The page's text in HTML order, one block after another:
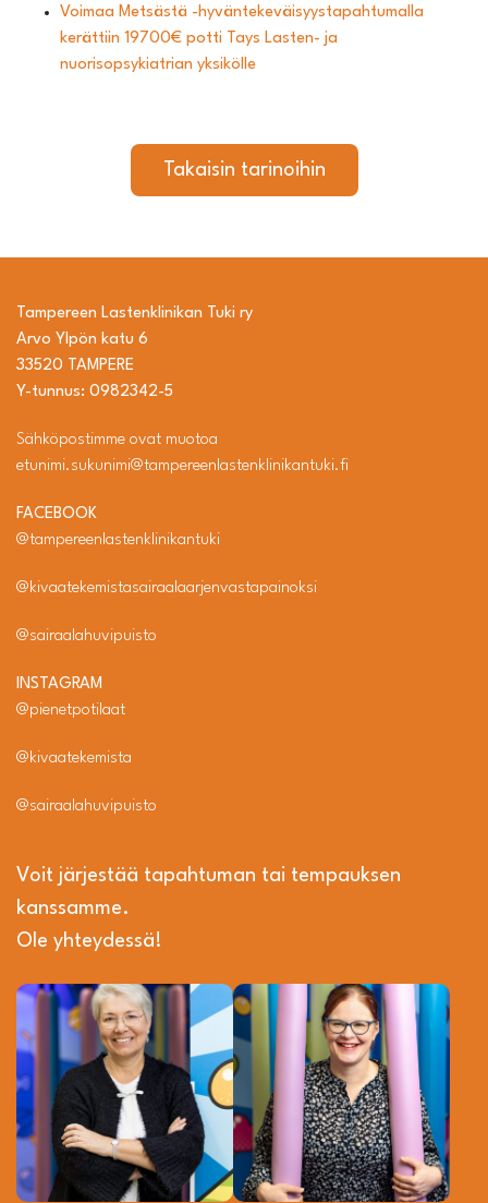
Voimaa Metsästä -hyväntekeväisyystapahtumalla
kerättiin 19700€ potti Tays Lasten- ja
nuorisopsykiatrian yksikölle
Takaisin tarinoihin
Tampereen Lastenklinikan Tuki ry
Arvo Ylpön katu 6
33520 TAMPERE
Y-tunnus: 0982342-5
Sähköpostimme ovat muotoa
etunimi.sukunimi@tampereenlastenklinikantuki.fi
FACEBOOK
@tampereenlastenklinikantuki
@kivaatekemistasairaalaarjenvastapainoksi
@sairaalahuvipuisto
INSTAGRAM
@pienetpotilaat
@kivaatekemista
@sairaalahuvipuisto
Voit järjestää tapahtuman tai tempauksen
kanssamme.
Ole yhteydessä!